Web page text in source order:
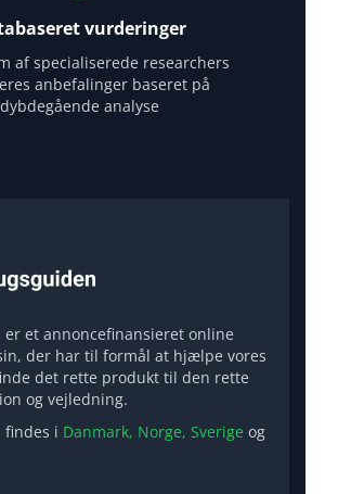
vurderinger
af specialiserede researchers
anbefalinger baseret på
dybdegående analyse
er et annoncefinansieret online
der har til formål at hjælpe vores
det rette produkt til den rette
og vejledning.
findes i Danmark, Norge, Sverige og